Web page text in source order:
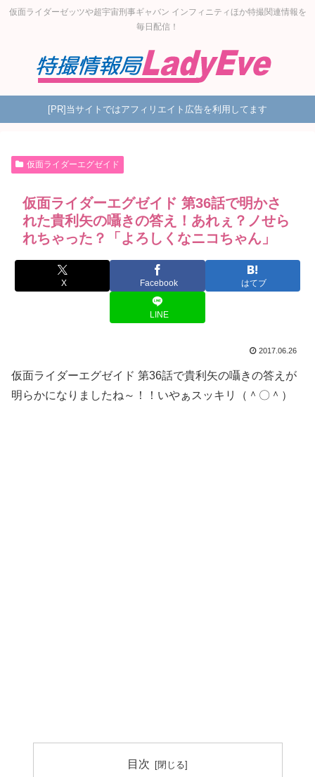
仮面ライダーゼッツや超宇宙刑事ギャバン インフィニティほか特撮関連情報を
毎日配信！
[PR]当サイトではアフィリエイト広告を利用してます
仮面ライダーエグゼイド
仮面ライダーエグゼイド 第36話で明かさ
れた貴利矢の囁きの答え！あれぇ？ノせら
れちゃった？「よろしくなニコちゃん」
X Facebook はてブ
LINE
2017.06.26
仮面ライダーエグゼイド 第36話で貴利矢の囁きの答えが
明らかになりましたね～！！いやぁスッキリ（＾〇＾）
目次